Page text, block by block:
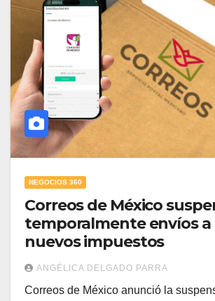
NEGOCIOS 360
Correos de México
temporalmente envíos a
nuevos impuestos
ANGÉLICA DELGADO PARRA
Correos de México anunció la